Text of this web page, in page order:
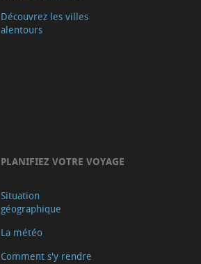
Découvrez les villes
alentours
PLANIFIEZ VOTRE VOYAGE
Situation
géographique
La météo
Comment s'y rendre